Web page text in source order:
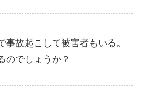
事故起こして被害者もいる。
のでしょうか？